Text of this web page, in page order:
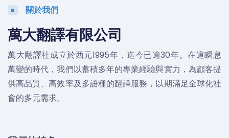
關於我們
萬大翻譯有限公司
萬大翻譯社成立於西元1995年，迄今已逾30年。在這瞬息
萬變的時代，我們以蓄積多年的專業經驗與實力，為顧客提
供高品質、高效率及多語種的翻譯服務，以期滿足全球化社
會的多元需求。